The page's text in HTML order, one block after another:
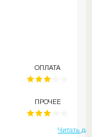
ОПЛАТА
ПРОЧЕЕ
Читать